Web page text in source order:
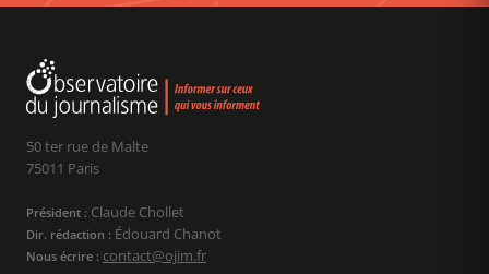
50 ter rue de Malte
75011 Paris
Président : Claude Chollet
Dir. rédaction : Édouard Chanot
Nous écrire : contact@ojim.fr